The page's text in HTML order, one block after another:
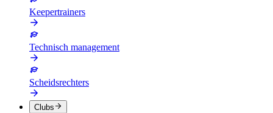
Keepertrainers
Technisch management
Scheidsrechters
Clubs